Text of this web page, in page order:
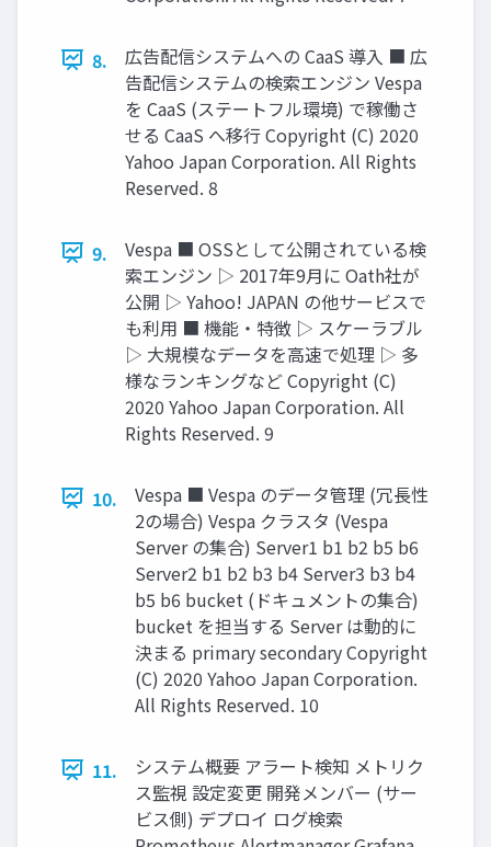
8.
広告配信システムへの CaaS 導入 ■ 広
告配信システムの検索エンジン Vespa
を CaaS (ステートフル環境) で稼働さ
せる CaaS へ移行 Copyright (C) 2020
Yahoo Japan Corporation. All Rights
Reserved. 8
9.
Vespa ■ OSSとして公開されている検
索エンジン ▷ 2017年9月に Oath社が
公開 ▷ Yahoo! JAPAN の他サービスで
も利用 ■ 機能・特徴 ▷ スケーラブル
▷ 大規模なデータを高速で処理 ▷ 多
様なランキングなど Copyright (C)
2020 Yahoo Japan Corporation. All
Rights Reserved. 9
10.
Vespa ■ Vespa のデータ管理 (冗長性
2の場合) Vespa クラスタ (Vespa
Server の集合) Server1 b1 b2 b5 b6
Server2 b1 b2 b3 b4 Server3 b3 b4
b5 b6 bucket (ドキュメントの集合)
bucket を担当する Server は動的に
決まる primary secondary Copyright
(C) 2020 Yahoo Japan Corporation.
All Rights Reserved. 10
11.
システム概要 アラート検知 メトリク
ス監視 設定変更 開発メンバー (サー
ビス側) デプロイ ログ検索